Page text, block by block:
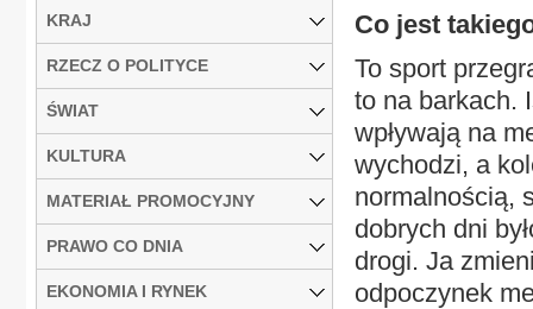
Co jest
To sport
to na barkach.
wpływają na
wychodzi, a
normalnością,
dobrych dni
drogi. Ja
odpoczynek
KRAJ
RZECZ O POLITYCE
ŚWIAT
KULTURA
MATERIAŁ PROMOCYJNY
PRAWO CO DNIA
EKONOMIA I RYNEK